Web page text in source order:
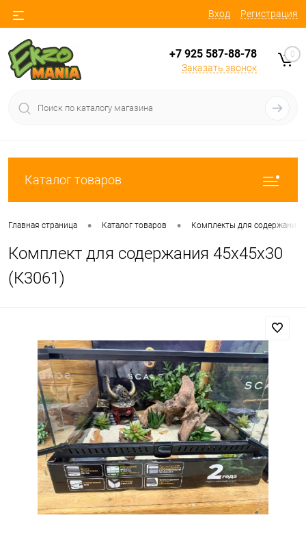
Вход Регистрация
+7 925 587-88-78
Заказать звонок
0
Каталог товаров
Главная страница • Каталог товаров • Комплекты для содержания
Комплект для содержания 45х45х30
(К3061)